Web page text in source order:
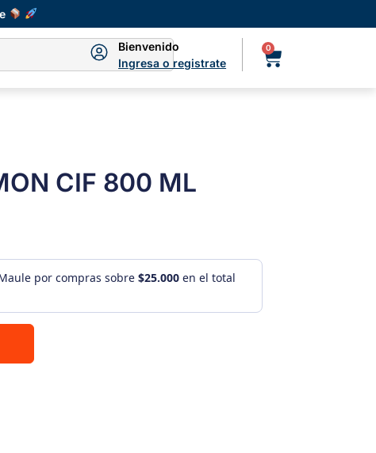
Bienvenido
Ingresa o registrate
0
CIF 800 ML
por compras sobre $25.000en el total